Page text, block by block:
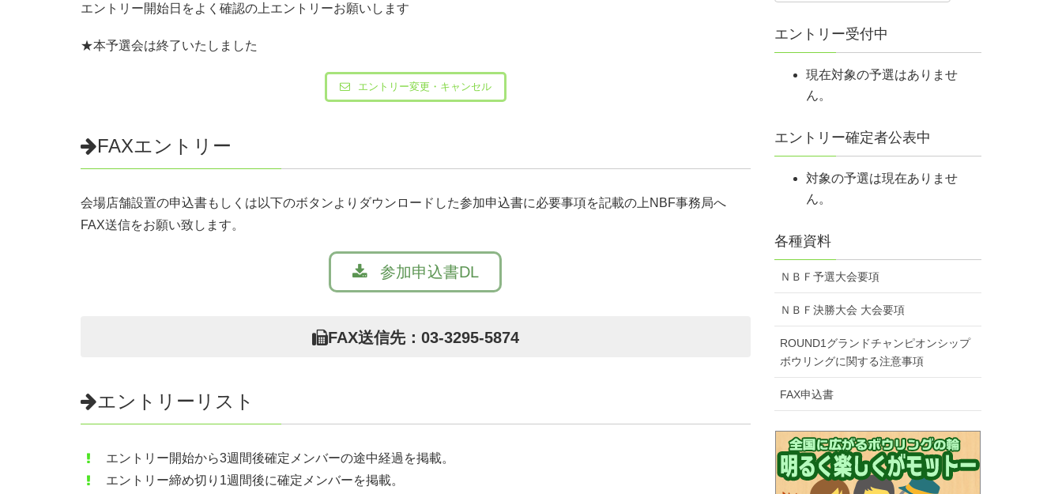
エントリー開始日をよく確認の上エントリーお願いします
★本予選会は終了いたしました
エントリー変更・キャンセル
FAXエントリー
会場店舗設置の申込書もしくは以下のボタンよりダウンロードした参加申込書に必要事項を記載の上NBF事務局へ
FAX送信をお願い致します。
参加申込書DL
FAX送信先：03-3295-5874
エントリーリスト
エントリー開始から3週間後確定メンバーの途中経過を掲載。
エントリー締め切り1週間後に確定メンバーを掲載。
エントリー受付中
現在対象の予選はありませ
ん。
エントリー確定者公表中
対象の予選は現在ありませ
ん。
各種資料
ＮＢＦ予選大会要項
ＮＢＦ決勝大会 大会要項
ROUND1グランドチャンピオンシップ
ボウリングに関する注意事項
FAX申込書